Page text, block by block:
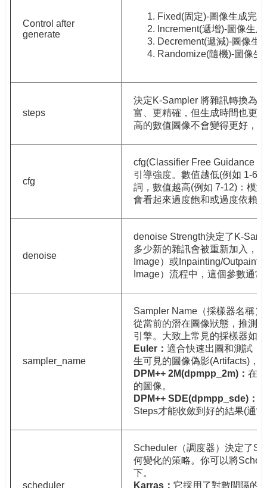
Control after
generate
Fixed(固定)-圖像生成完
Increment(遞增)-圖像生
Decrement(遞減)-圖像生
Randomize(隨機)-圖像
steps
決定K-Sampler 將雜訊轉換為
富、更精確，但生成時間也更
高的數值圖像不會變得更好，
cfg
cfg(Classifier Free Guidance
引導強度。數值越低(例如 1-6)
詞，數值越高(例如 7-12)：模
會看起來過度飽和或過度依賴
denoise
denoise Strength決定了K-
多少新的雜訊會被重新加入，
Image）或Inpainting/
Image）流程中，這個參數通
sampler_name
Sampler Name（採樣器名稱
從當前的潛在圖像狀態，推測
引擎。大致上常見的採樣器如下
Euler ： 適合快速出圖和測試，
生可見的圖像偽影(Artifacts)，
DPM++ 2M(dpmpp_2m) ： 在
的圖像。
DPM++ SDE(dpmpp_sde) ：
Steps才能收斂到好的結果(通
scheduler
Scheduler（調度器）決定了
何變化的策略。你可以將
下。
Karras ： 它採用了對數間隔的